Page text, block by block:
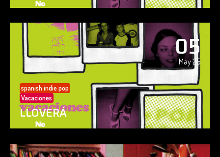
05
May 25
spanish indie pop
Vacaciones
LLOVERÁ